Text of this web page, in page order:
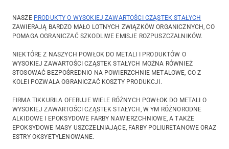
NASZE PRODUKTY O WYSOKIEJ ZAWARTOŚCI CZĄSTEK STAŁYCH
ZAWIERAJĄ BARDZO MAŁO LOTNYCH ZWIĄZKÓW ORGANICZNYCH, CO
POMAGA OGRANICZAĆ SZKODLIWE EMISJE ROZPUSZCZALNIKÓW.
NIEKTÓRE Z NASZYCH POWŁOK DO METALI I PRODUKTÓW O
WYSOKIEJ ZAWARTOŚCI CZĄSTEK STAŁYCH MOŻNA RÓWNIEŻ
STOSOWAĆ BEZPOŚREDNIO NA POWIERZCHNIE METALOWE, CO Z
KOLEI POZWALA OGRANICZAĆ KOSZTY PRODUKCJI.
FIRMA TIKKURILA OFERUJE WIELE RÓŻNYCH POWŁOK DO METALI O
WYSOKIEJ ZAWARTOŚCI CZĄSTEK STAŁYCH, W YM RÓŻNORODNE
ALKIDOWE I EPOKSYDOWE FARBY NAWIERZCHNIOWE, A TAKŻE
EPOKSYDOWE MASY USZCZELNIAJĄCE, FARBY POLIURETANOWE ORAZ
ESTRY OKSYETYLENOWANE.